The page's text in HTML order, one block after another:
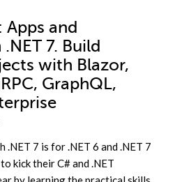
: Apps and
7. Build
with Blazor,
GraphQL,
.NET 7 is for .NET 6 and .NET 7
kick their C# and .NET